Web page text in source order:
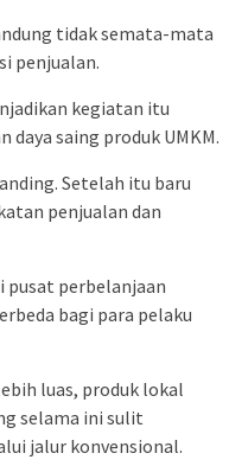
tidak semata-mata
penjualan.
kegiatan itu
daya saing produk UMKM.
Setelah itu baru
penjualan dan
pusat perbelanjaan
bagi para pelaku
luas, produk lokal
selama ini sulit
jalur konvensional.